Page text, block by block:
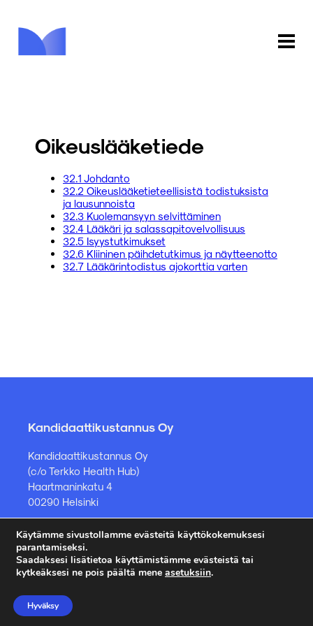
INFO
PALAUTE
KIRJAUDU
Oikeuslääketiede
32.1 Johdanto
32.2 Oikeuslääketieteellisistä todistuksista
ja lausunnoista
32.3 Kuolemansyyn selvittäminen
32.4 Lääkäri ja salassapitovelvollisuus
32.5 Isyystutkimukset
32.6 Kliininen päihdetutkimus ja näytteenotto
32.7 Lääkärintodistus ajokorttia varten
Kandidaattikustannus Oy
Kandidaattikustannus Oy
(c/o Terkko Health Hub)
Haartmaninkatu 4
00290 Helsinki
Kirjakauppa ja muut asiat
kauppa@kandidaattikustannus.fi
Käytämme sivustollamme evästeitä käyttökokemuksesi
parantamiseksi.
Saadaksesi lisätietoa käyttämistämme evästeistä tai
kytkeäksesi ne pois päältä mene asetuksiin.
Hyväksy